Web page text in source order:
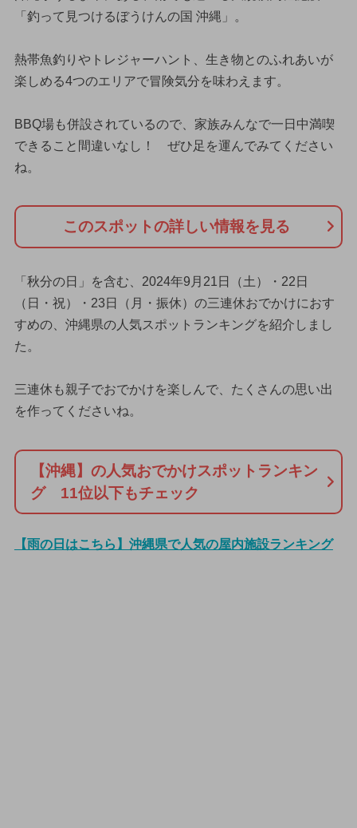
「釣って見つけるぼうけんの国 沖縄」。
熱帯魚釣りやトレジャーハント、生き物とのふれあいが
楽しめる4つのエリアで冒険気分を味わえます。
BBQ場も併設されているので、家族みんなで一日中満喫
できること間違いなし！ ぜひ足を運んでみてください
ね。
このスポットの詳しい情報を見る
「秋分の日」を含む、2024年9月21日（土）・22日
（日・祝）・23日（月・振休）の三連休おでかけにおす
すめの、沖縄県の人気スポットランキングを紹介しまし
た。
三連休も親子でおでかけを楽しんで、たくさんの思い出
を作ってくださいね。
【沖縄】の人気おでかけスポットランキン
グ 11位以下もチェック
【雨の日はこちら】沖縄県で人気の屋内施設ランキング